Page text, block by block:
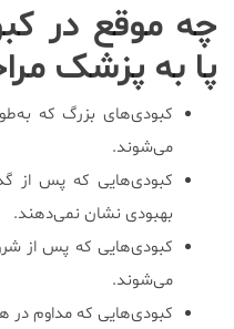
چه موقع در
پا به پزشک
کبودی‌های بزرگ که
می‌شوند.
کبودی‌هایی که پس از
بهبودی نشان نمی‌دهند.
کبودی‌هایی که پس از
می‌شوند.
کبودی‌هایی که مداوم در